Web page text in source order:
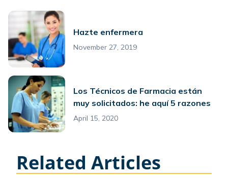
Hazte enfermera
November 27, 2019
Los Técnicos de Farmacia están
muy solicitados: he aquí 5 razones
April 15, 2020
Related Articles